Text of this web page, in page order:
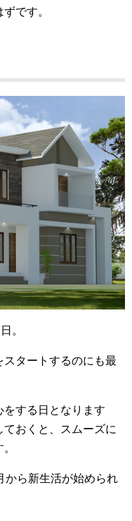
です。
。
タートするのにも最
をする日となります
おくと、スムーズに
から新生活が始められ